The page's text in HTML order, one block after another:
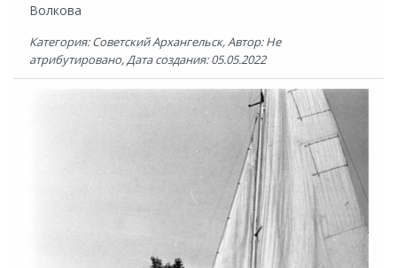
Волкова
Категория: Советский Архангельск, Автор: Не
атрибутировано, Дата создания: 05.05.2022